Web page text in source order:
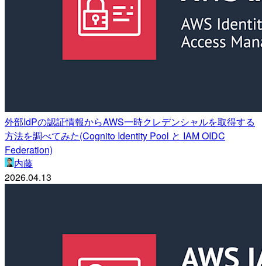
外部IdPの認証情報からAWS一時クレデンシャルを取得する
方法を調べてみた(Cognito Identity Pool と IAM OIDC
Federation)
内藤
2026.04.13